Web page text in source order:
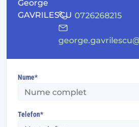
0726268215
Nume*
Telefon*